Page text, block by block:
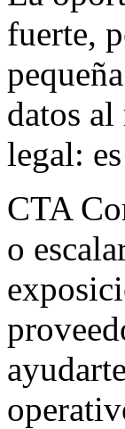
fuerte,
datos
legal:
CTA
o